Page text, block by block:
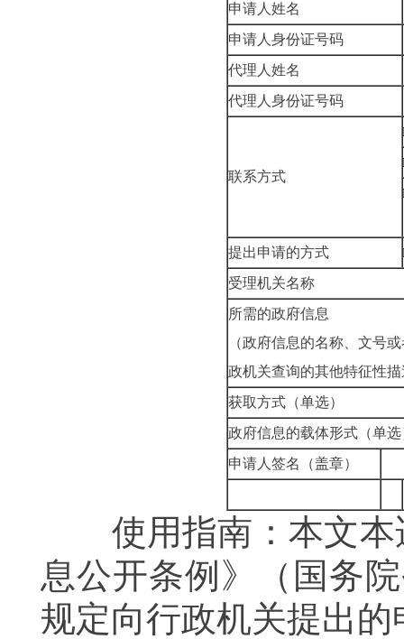
申请人姓名
申请人身份证号码
代理人姓名
代理人身份证号码
联系方式
提出申请的方式
受理机关名称
所需的政府信息
（政府信息的名称、文号
政机关查询的其他特征性描
获取方式（单选）
政府信息的载体形式（单选
申请人签名（盖章）
使用指南：本文本
息公开条例》（国务
规定向行政机关提出的